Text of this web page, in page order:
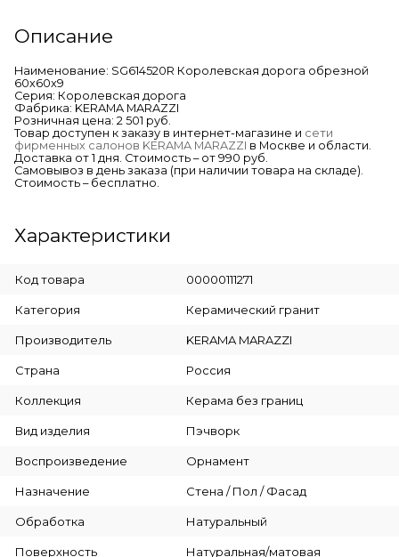
Описание
Наименование: SG614520R Королевская дорога обрезной
60х60x9
Серия: Королевская дорога
Фабрика: KERAMA MARAZZI
Розничная цена: 2 501 руб.
Товар доступен к заказу в интернет-магазине и сети
фирменных салонов KERAMA MARAZZI в Москве и области.
Доставка от 1 дня. Стоимость – от 990 руб.
Самовывоз в день заказа (при наличии товара на складе).
Стоимость – бесплатно.
Характеристики
Код товара 00000111271
Категория Керамический гранит
Производитель KERAMA MARAZZI
Страна Россия
Коллекция Керама без границ
Вид изделия Пэчворк
Воспроизведение Орнамент
Назначение Стена / Пол / Фасад
Обработка Натуральный
Поверхность Натуральная/матовая